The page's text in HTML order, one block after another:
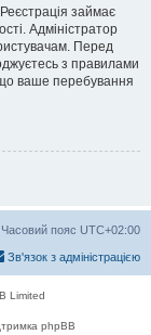
займає
Адміністратор
Перед
з правилами
ваше перебування
Часовий пояс UTC+02:00
Зв'язок з адміністрацією
Limited
phpBB